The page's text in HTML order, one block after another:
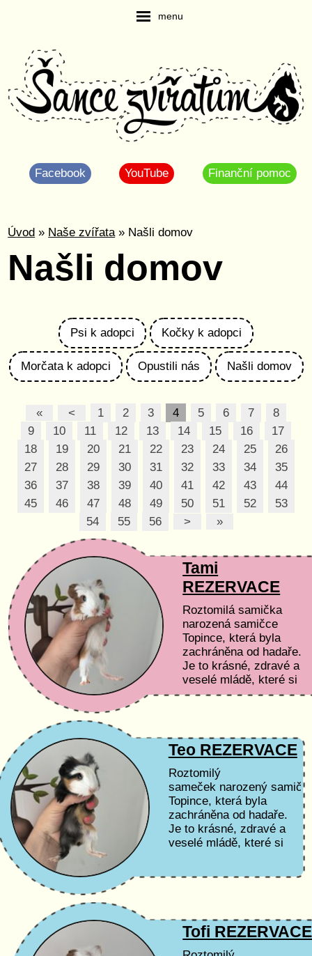
menu
Facebook YouTube Finanční pomoc
Úvod » Naše zvířata» Našli domov
Našli domov
Psi k adopci Kočky k adopci
Morčata k adopci Opustili nás Našli domov
« < 1 2 3 4 5 6 7
8
9
10 11 12 13 14 15 16
17
18
19 20 21 22 23 24 25
26
27
28 29 30 31 32 33 34
35
36
37 38 39 40 41 42 43
44
45
46 47 48 49 50 51 52
53
54
55 56 > »
Tami
REZERVACE
Roztomilá samička
narozená samičce
Topince, která byla
zachráněna od hadaře.
Je to krásné, zdravé a
veselé mládě, které si
zvyká na lidský
Teo REZERVACE
Roztomilý
sameček narozený
Topince, která byla
zachráněna od hadaře.
Je to krásné, zdravé a
veselé mládě, které si
Tofi REZERVACE